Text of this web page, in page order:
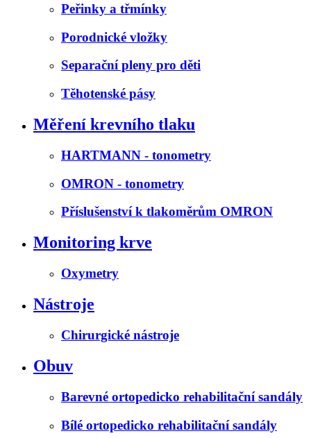
Peřinky a třmínky
Porodnické vložky
Separační pleny pro děti
Těhotenské pásy
Měření krevního tlaku
HARTMANN - tonometry
OMRON - tonometry
Příslušenství k tlakoměrům OMRON
Monitoring krve
Oxymetry
Nástroje
Chirurgické nástroje
Obuv
Barevné ortopedicko rehabilitační sandály
Bílé ortopedicko rehabilitační sandály